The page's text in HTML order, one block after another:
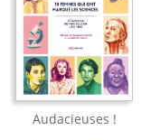
Audacieuses !